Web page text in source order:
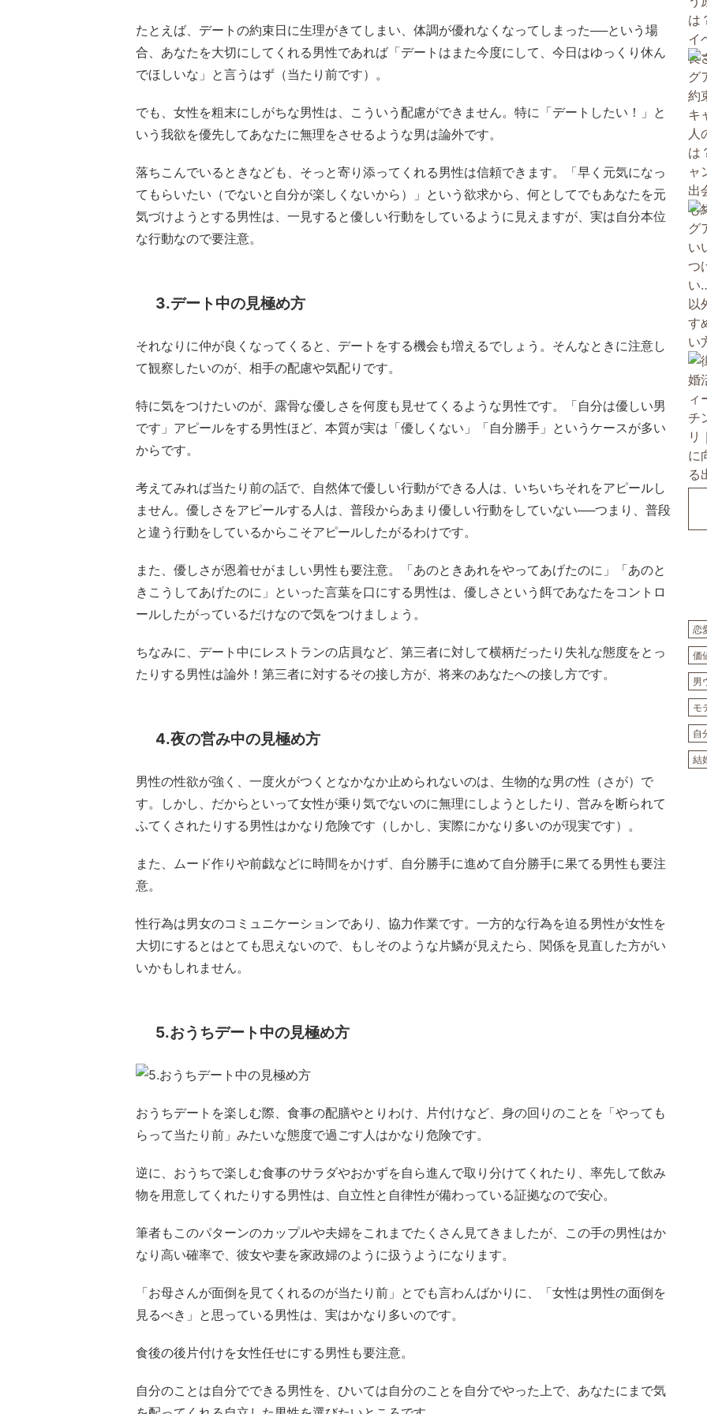
たとえば、デートの約束日に生理がきてしまい、体調が優れなくなってしまった──という場
合、あなたを大切にしてくれる男性であれば「デートはまた今度にして、今日はゆっくり休ん
でほしいな」と言うはず（当たり前です）。
でも、女性を粗末にしがちな男性は、こういう配慮ができません。特に「デートしたい！」と
いう我欲を優先してあなたに無理をさせるような男は論外です。
落ちこんでいるときなども、そっと寄り添ってくれる男性は信頼できます。「早く元気になっ
てもらいたい（でないと自分が楽しくないから）」という欲求から、何としてでもあなたを元
気づけようとする男性は、一見すると優しい行動をしているように見えますが、実は自分本位
な行動なので要注意。
3.デート中の見極め方
それなりに仲が良くなってくると、デートをする機会も増えるでしょう。そんなときに注意し
て観察したいのが、相手の配慮や気配りです。
特に気をつけたいのが、露骨な優しさを何度も見せてくるような男性です。「自分は優しい男
です」アピールをする男性ほど、本質が実は「優しくない」「自分勝手」というケースが多い
からです。
考えてみれば当たり前の話で、自然体で優しい行動ができる人は、いちいちそれをアピールし
ません。優しさをアピールする人は、普段からあまり優しい行動をしていない──つまり、普段
と違う行動をしているからこそアピールしたがるわけです。
また、優しさが恩着せがましい男性も要注意。「あのときあれをやってあげたのに」「あのと
きこうしてあげたのに」といった言葉を口にする男性は、優しさという餌であなたをコントロ
ールしたがっているだけなので気をつけましょう。
ちなみに、デート中にレストランの店員など、第三者に対して横柄だったり失礼な態度をとっ
たりする男性は論外！第三者に対するその接し方が、将来のあなたへの接し方です。
4.夜の営み中の見極め方
男性の性欲が強く、一度火がつくとなかなか止められないのは、生物的な男の性（さが）で
す。しかし、だからといって女性が乗り気でないのに無理にしようとしたり、営みを断られて
ふてくされたりする男性はかなり危険です（しかし、実際にかなり多いのが現実です）。
また、ムード作りや前戯などに時間をかけず、自分勝手に進めて自分勝手に果てる男性も要注
意。
性行為は男女のコミュニケーションであり、協力作業です。一方的な行為を迫る男性が女性を
大切にするとはとても思えないので、もしそのような片鱗が見えたら、関係を見直した方がい
いかもしれません。
5.おうちデート中の見極め方
おうちデートを楽しむ際、食事の配膳やとりわけ、片付けなど、身の回りのことを「やっても
らって当たり前」みたいな態度で過ごす人はかなり危険です。
逆に、おうちで楽しむ食事のサラダやおかずを自ら進んで取り分けてくれたり、率先して飲み
物を用意してくれたりする男性は、自立性と自律性が備わっている証拠なので安心。
筆者もこのパターンのカップルや夫婦をこれまでたくさん見てきましたが、この手の男性はか
なり高い確率で、彼女や妻を家政婦のように扱うようになります。
「お母さんが面倒を見てくれるのが当たり前」とでも言わんばかりに、「女性は男性の面倒を
見るべき」と思っている男性は、実はかなり多いのです。
食後の後片付けを女性任せにする男性も要注意。
自分のことは自分でできる男性を、ひいては自分のことを自分でやった上で、あなたにまで気
恋
価
男
モ
自
結